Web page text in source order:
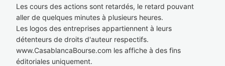
Les cours des actions sont retardés, le retard pouvant
aller de quelques minutes à plusieurs heures.
Les logos des entreprises appartiennent à leurs
détenteurs de droits d'auteur respectifs.
www.CasablancaBourse.com les affiche à des fins
éditoriales uniquement.